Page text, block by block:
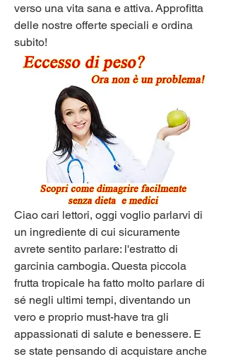
verso una vita sana e attiva. Approfitta
delle nostre offerte speciali e ordina
subito!
Ciao cari lettori, oggi voglio parlarvi di
un ingrediente di cui sicuramente
avrete sentito parlare: l'estratto di
garcinia cambogia. Questa piccola
frutta tropicale ha fatto molto parlare di
sé negli ultimi tempi, diventando un
vero e proprio must-have tra gli
appassionati di salute e benessere. E
se state pensando di acquistare anche